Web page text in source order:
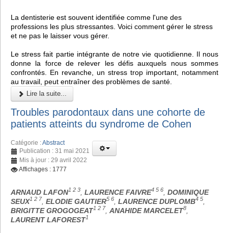
La dentisterie est souvent identifiée comme l'une des
professions les plus stressantes. Voici comment gérer le stress
et ne pas le laisser vous gérer.
Le stress fait partie intégrante de notre vie quotidienne. Il nous
donne la force de relever les défis auxquels nous sommes
confrontés. En revanche, un stress trop important, notamment
au travail, peut entraîner des problèmes de santé.
Lire la suite...
Troubles parodontaux dans une cohorte de
patients atteints du syndrome de Cohen
Catégorie :Abstract
Publication : 31 mai 2021
Mis à jour : 29 avril 2022
Affichages : 1777
ARNAUD LAFON1 2 3 LAURENCE FAIVRE4 5 6
DOMINIQUE
SEUX1 2 7 ELODIE GAUTIER5 6 LAURENCE DUPLOMB4 5
BRIGITTE GROGOGEAT1 2 7 ANAHIDE MARCELET8
LAURENT LAFOREST1